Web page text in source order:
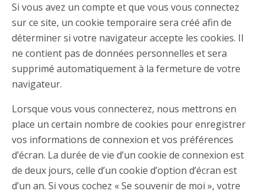
Si vous avez un compte et que vous vous connectez
sur ce site, un cookie temporaire sera créé afin de
déterminer si votre navigateur accepte les cookies. Il
ne contient pas de données personnelles et sera
supprimé automatiquement à la fermeture de votre
navigateur.
Lorsque vous vous connecterez, nous mettrons en
place un certain nombre de cookies pour enregistrer
vos informations de connexion et vos préférences
d’écran. La durée de vie d’un cookie de connexion est
de deux jours, celle d’un cookie d’option d’écran est
d’un an. Si vous cochez « Se souvenir de moi », votre